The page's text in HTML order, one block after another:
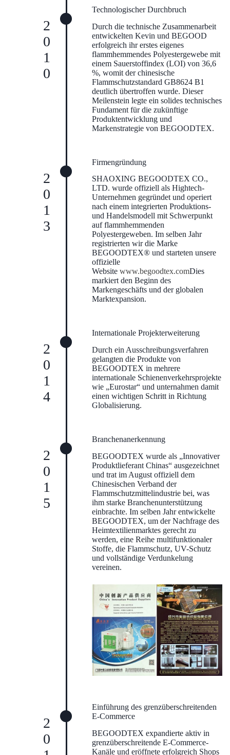
2010
Technologischer Durchbruch
Durch die technische Zusammenarbeit
entwickelten Kevin und BEGOOD
erfolgreich ihr erstes eigenes
flammhemmendes Polyestergewebe mit
einem Sauerstoffindex (LOI) von 36,6
%, womit der chinesische
Flammschutzstandard GB8624 B1
deutlich übertroffen wurde. Dieser
Meilenstein legte ein solides technisches
Fundament für die zukünftige
Produktentwicklung und
Markenstrategie von BEGOODTEX.
2013
Firmengründung
SHAOXING BEGOODTEX CO.,
LTD. wurde offiziell als Hightech-
Unternehmen gegründet und operiert
nach einem integrierten Produktions-
und Handelsmodell mit Schwerpunkt
auf flammhemmenden
Polyestergeweben. Im selben Jahr
registrierten wir die Marke
BEGOODTEX® und starteten unsere
offizielle
Website www.begoodtex.comDies
markiert den Beginn des
Markengeschäfts und der globalen
Marktexpansion.
2014
Internationale Projekterweiterung
Durch ein Ausschreibungsverfahren
gelangten die Produkte von
BEGOODTEX in mehrere
internationale Schienenverkehrsprojekte
wie „Eurostar“ und unternahmen damit
einen wichtigen Schritt in Richtung
Globalisierung.
2015
Branchenanerkennung
BEGOODTEX wurde als „Innovativer
Produktlieferant Chinas“ ausgezeichnet
und trat im August offiziell dem
Chinesischen Verband der
Flammschutzmittelindustrie bei, was
ihm starke Branchenunterstützung
einbrachte. Im selben Jahr entwickelte
BEGOODTEX, um der Nachfrage des
Heimtextilienmarktes gerecht zu
werden, eine Reihe multifunktionaler
Stoffe, die Flammschutz, UV-Schutz
und vollständige Verdunkelung
vereinen.
Einführung des grenzüberschreitenden
E-Commerce
BEGOODTEX expandierte aktiv in
grenzüberschreitende E-Commerce-
Kanäle und eröffnete erfolgreich Shops